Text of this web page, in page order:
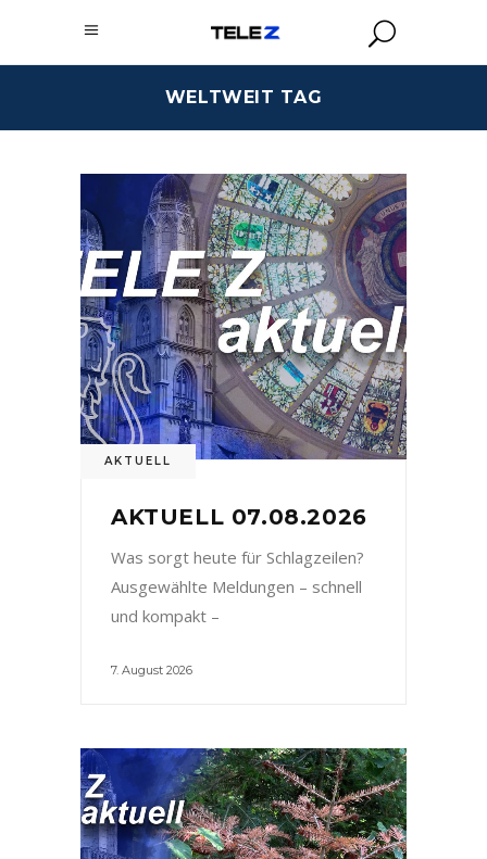
WELTWEIT TAG
AKTUELL
AKTUELL 07.08.2026
Was sorgt heute für Schlagzeilen?
Ausgewählte Meldungen – schnell
und kompakt –
7. August 2026